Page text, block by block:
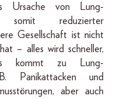
Ursache von Lung-
somit reduzierter
Gesellschaft ist nicht
– alles wird schneller,
kommt zu Lung-
Panikattacken und
aber auch